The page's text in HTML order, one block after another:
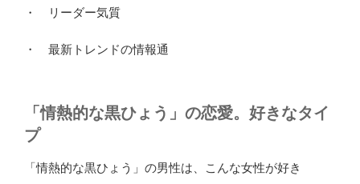
・ リーダー気質
・ 最新トレンドの情報通
「情熱的な黒ひょう」の恋愛。好きなタイ
プ
「情熱的な黒ひょう」の男性は、こんな女性が好き